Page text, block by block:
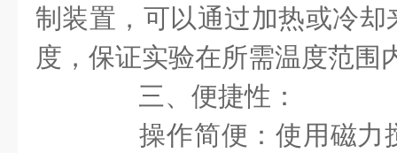
制装置，可以通过加热或冷
度，保证实验在所需温度范围
三、便捷性：
操作简便：使用磁力